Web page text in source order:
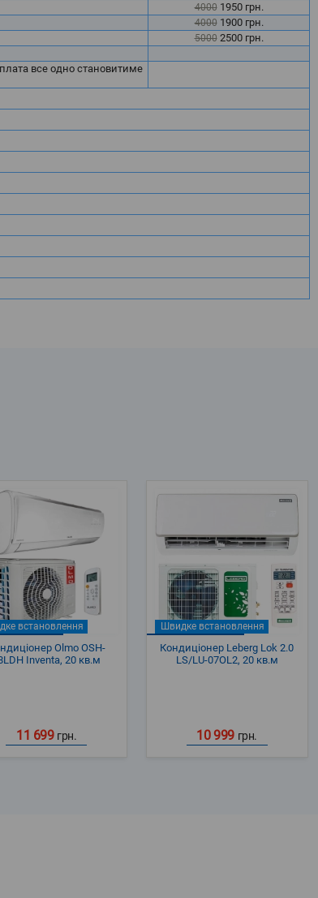
4000 1950грн.
4000 1900грн.
5000 2500грн.
все одно становитиме
встановлення
Olmo OSH-
Inventa, 20 кв.м
11 699 грн.
Швидке встановлення
Кондиціонер Leberg Lok 2.0
LS/LU-07OL2, 20 кв.м
10 999 грн.